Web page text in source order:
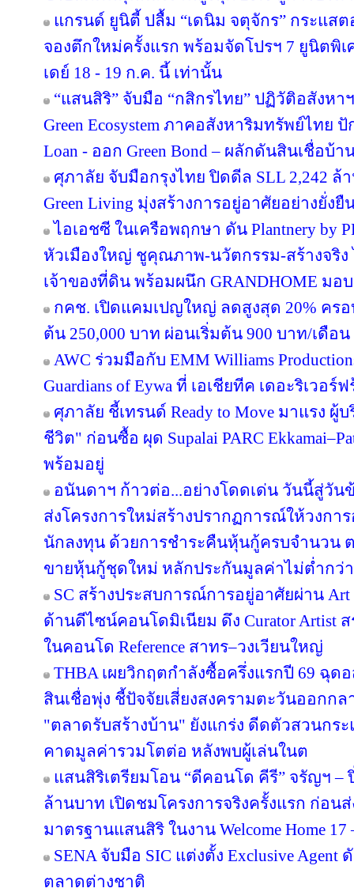
แกรนด์ ยูนิตี้ ปลื้ม “เดนิม จตุจักร” กระแสต
จองตึกใหม่ครั้งแรก พร้อมจัดโปรฯ 7 ยูนิตพิเ
เดย์ 18 - 19 ก.ค. นี้ เท่านั้น
“แสนสิริ” จับมือ “กสิกรไทย” ปฏิวัติอสังหา
Green Ecosystem ภาคอสังหาริมทรัพย์ไทย
Loan - ออก Green Bond – ผลักดันสินเชื่อบ้า
ศุภาลัย จับมือกรุงไทย ปิดดีล SLL 2,242 ล้
Green Living มุ่งสร้างการอยู่อาศัยอย่างยั่งยื
ไอเอชซี ในเครือพฤกษา ดัน Plantnery by
หัวเมืองใหญ่ ชูคุณภาพ-นวัตกรรม-สร้างจริง
เจ้าของที่ดิน พร้อมผนึก GRANDHOME ม
กคช. เปิดแคมเปญใหญ่ ลดสูงสุด 20% ครอ
ต้น 250,000 บาท ผ่อนเริ่มต้น 900 บาท/เดือน
AWC ร่วมมือกับ EMM Williams
Guardians of Eywa ที่ เอเชียทีค เดอะริเวอ
ศุภาลัย ชี้เทรนด์ Ready to Move มาแรง
ชีวิต" ก่อนซื้อ ผุด Supalai PARC
พร้อมอยู่
อนันดาฯ ก้าวต่อ...อย่างโดดเด่น วันนี้สู่วัน
ส่งโครงการใหม่สร้างปรากฏการณ์ให้วงกา
นักลงทุน ด้วยการชำระคืนหุ้นกู้ครบจำนวน
ขายหุ้นกู้ชุดใหม่ หลักประกันมูลค่าไม่ต่ำกว่า
SC สร้างประสบการณ์การอยู่อาศัยผ่าน Art
ด้านดีไซน์คอนโดมิเนียม ดึง Curator Artist
ในคอนโด Reference สาทร–วงเวียนใหญ่
THBA เผยวิกฤตกำลังซื้อครึ่งแรกปี 69 ฉุด
สินเชื่อพุ่ง ชี้ปัจจัยเสี่ยงสงครามตะวันออกก
"ตลาดรับสร้างบ้าน" ยังแกร่ง ดีดตัวสวนกร
คาดมูลค่ารวมโตต่อ หลังพบผู้เล่นในต
แสนสิริเตรียมโอน “ดีคอนโด คีรี” จรัญฯ –
ล้านบาท เปิดชมโครงการจริงครั้งแรก ก่อ
มาตรฐานแสนสิริ ในงาน Welcome Home 17
SENA จับมือ SIC แต่งตั้ง Exclusive Agent
ตลาดต่างชาติ